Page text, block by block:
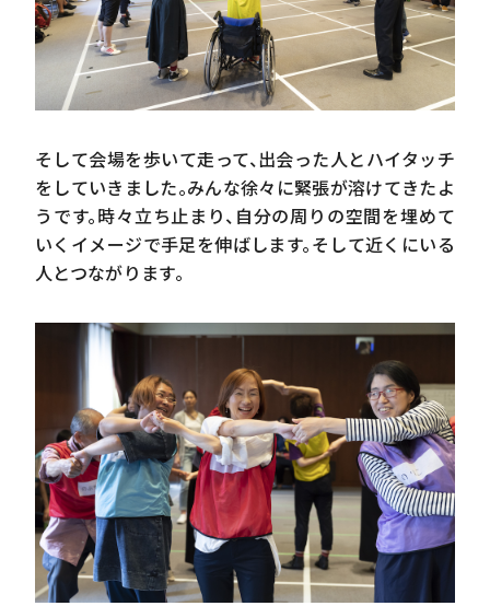
そして会場を歩いて走って、出会った人とハイタッチ
をしていきました。みんな徐々に緊張が溶けてきたよ
うです。時々立ち止まり、自分の周りの空間を埋めて
いくイメージで手足を伸ばします。そして近くにいる
人とつながります。